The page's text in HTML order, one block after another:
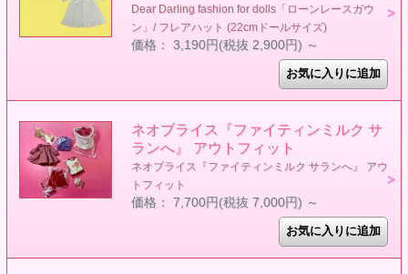
Dear Darling fashion for dolls「ローンレースガウ
ン」/ フレアハット (22cmドールサイズ)
価格： 3,190円(税抜 2,900円) ～
ネオブライス『ファイティンミルク サ
ランへ』 アウトフィット
ネオブライス『ファイティンミルク サランへ』 アウ
トフィット
価格： 7,700円(税抜 7,000円) ～